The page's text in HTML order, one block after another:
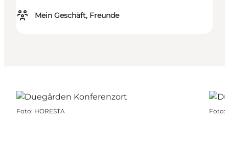
Mein Geschäft, Freunde
Foto: HORESTA Foto: